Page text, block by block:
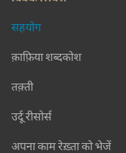
सहयोग
क़ाफ़िया शब्दकोश
तक़्ती
उर्दू रीसोर्स
अपना काम रेख़्ता को भेजें